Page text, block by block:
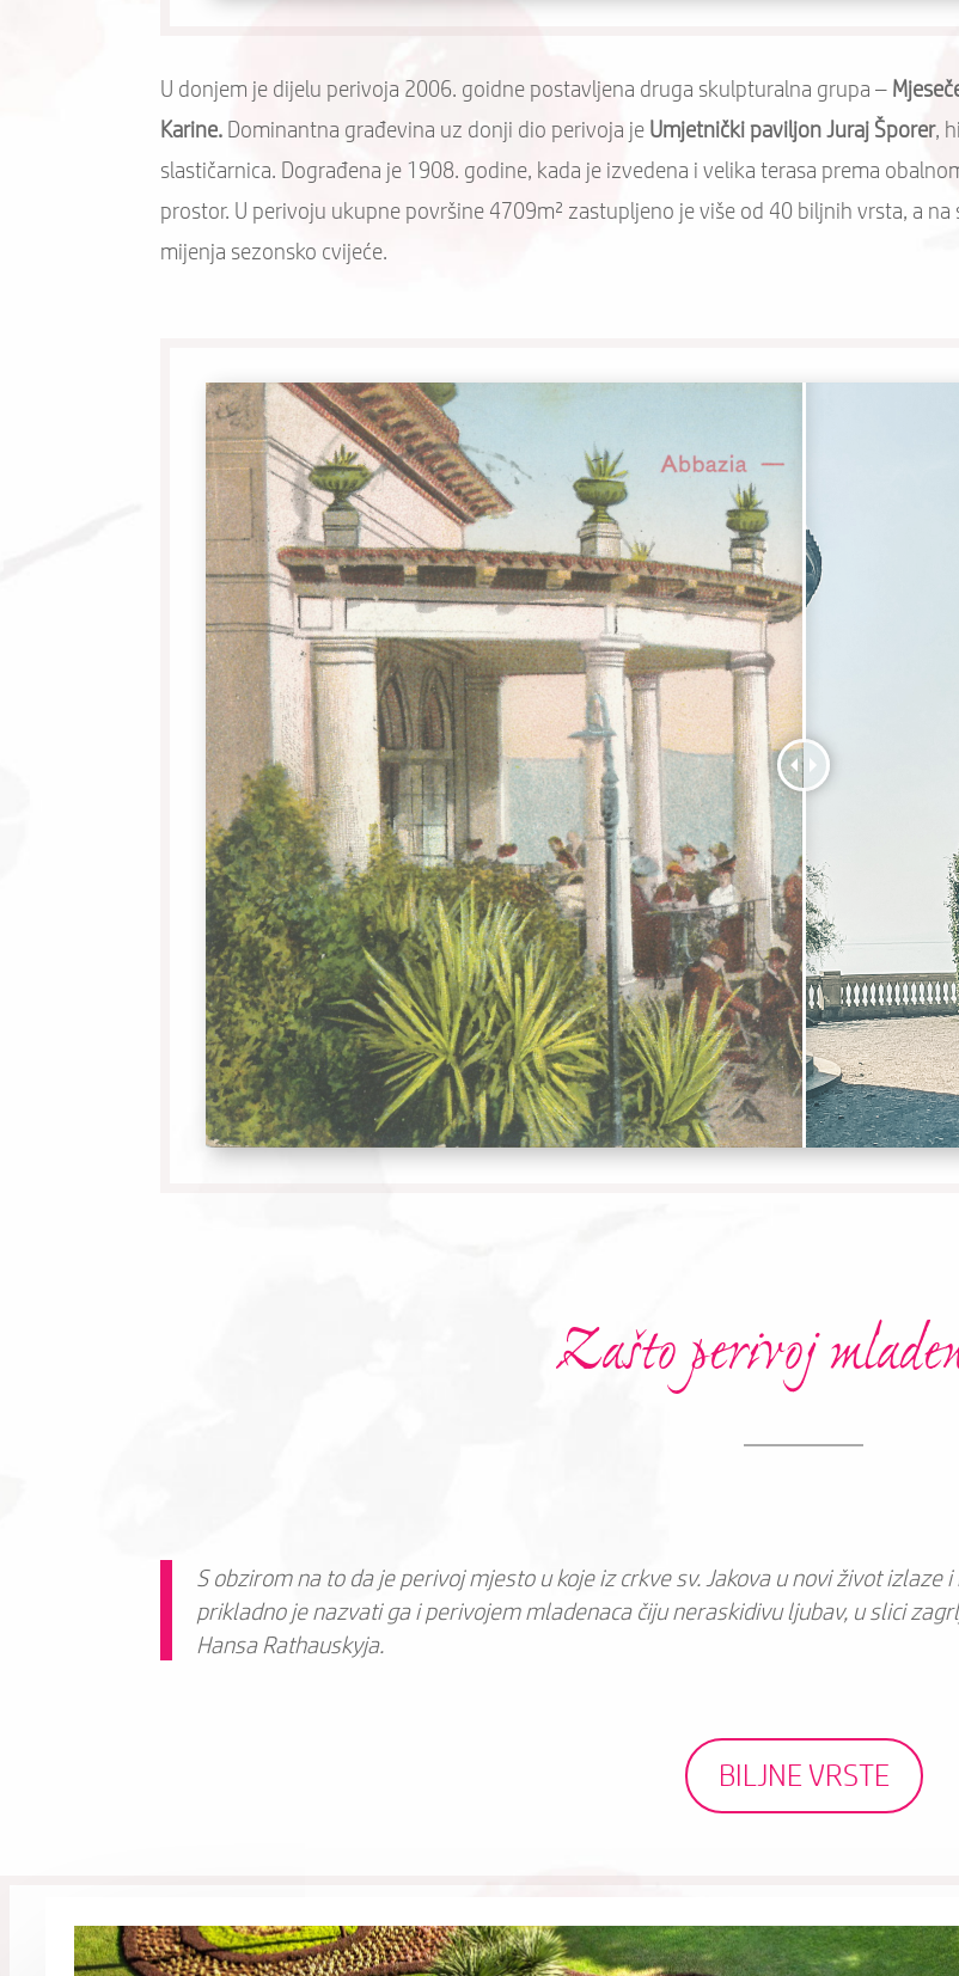
U donjem je dijelu perivoja 2006. goidne postavljena druga skulpturalna grupa –
Karine. Dominantna građevina uz donji dio perivoja je Umjetnički paviljon Juraj Šporer,
slastičarnica. Dograđena je 1908. godine, kada je izvedena i velika terasa prema
prostor. U perivoju ukupne površine 4709m² zastupljeno je više od 40 biljnih vrsta, a
mijenja sezonsko cvijeće.
Zašto perivoj
S obzirom na to da je perivoj mjesto u koje iz crkve sv. Jakova u novi život
prikladno je nazvati ga i perivojem mladenaca čiju neraskidivu ljubav, u slici
Hansa Rathauskyja.
BILJNE VRSTE